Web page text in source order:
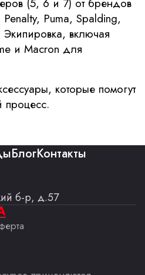
(5, 6 и 7) от брендов
Puma, Spalding,
включая
и Macron для
которые помогут
процесс.
БлогКонтакты
б-р, д.57